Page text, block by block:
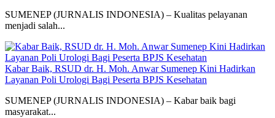
SUMENEP (JURNALIS INDONESIA) – Kualitas pelayanan
menjadi salah...
Kabar Baik, RSUD dr. H. Moh. Anwar Sumenep Kini Hadirkan
Layanan Poli Urologi Bagi Peserta BPJS Kesehatan
SUMENEP (JURNALIS INDONESIA) – Kabar baik bagi
masyarakat...